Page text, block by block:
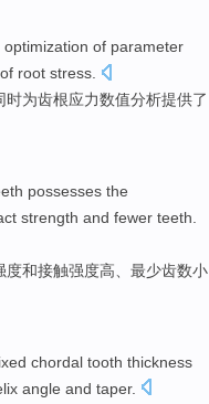
optimization of parameter
of root stress
时为齿根应力数值分析提供了
possesses the
strength and fewer teeth
度和接触强度高 最少齿数小
chordal tooth thickness
angle and taper.